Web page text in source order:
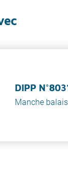
DIPP
Manche balais